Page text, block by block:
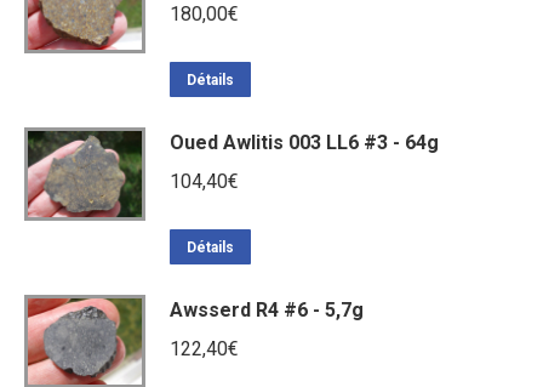
180,00€
Détails
Oued Awlitis 003 LL6 #3 - 64g
104,40€
Détails
Awsserd R4 #6 - 5,7g
122,40€